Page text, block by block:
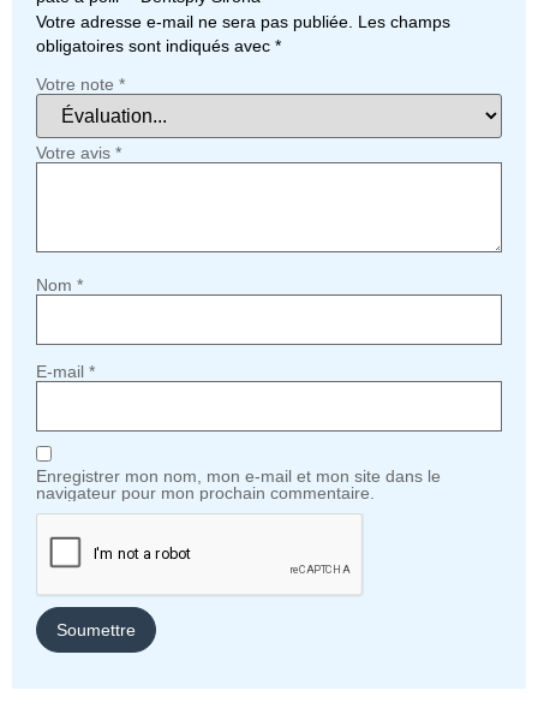
Votre adresse e-mail ne sera pas publiée. Les champs
obligatoires sont indiqués avec *
Votre note *
Votre avis *
Nom *
E-mail *
Enregistrer mon nom, mon e-mail et mon site dans le
navigateur pour mon prochain commentaire.